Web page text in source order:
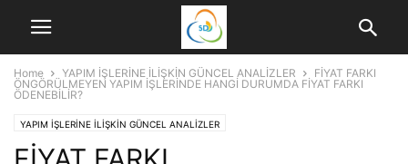
Home YAPIM İŞLERİNE İLİŞKİN GÜNCEL ANALİZLER
FİYAT FARKI
ÖNGÖRÜLMEYEN YAPIM İŞLERİNDE HANGİ DURUMDA FİYAT FARKI
ÖDENEBİLİR?
YAPIM İŞLERİNE İLİŞKİN GÜNCEL ANALİZLER